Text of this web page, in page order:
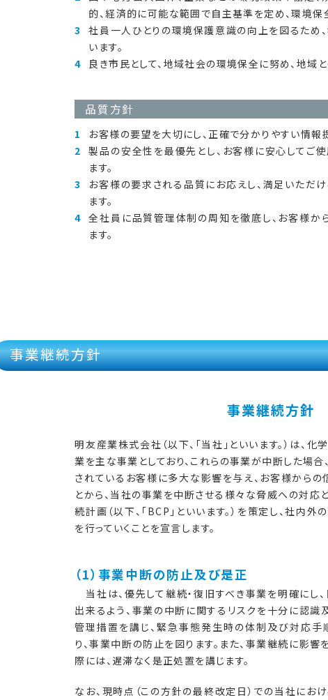
的、経済的に可能な範囲で自主基準を定め、環境保
社員一人ひとりの環境保護意識の向上を図るため
います。
良き市民として、地域社会の環境保全に努め、地域
品質方針
お客様の要望を大切にし、正確で分かりやすい情報
製品の安全性を最優先とし、お客様に安心してご
ます。
お客様の要求される品質にお応えし、満足いただ
ます。
全社員に品質管理体制の周知を徹底し、お客様か
ます。
事業継続方針
事業継続方針
明友産業株式会社（以下、「当社」といいます。）は、
業を主な事業としており、これらの事業が中断した場
されているお客様に多大な影響を与え、お客様からの
とから、当社の事業を中断させる様々な脅威への対応
続計画（以下、「BCP」といいます。）を策定し、社内
を行っていくことを宣言します。
（1）事業中断の防止及び是正
当社は、優先して継続・復旧すべき事業を明確にし
出来るよう、事業の中断に関するリスクを十分に認識
管理措置を講じ、緊急事態発生時の体制及び対応手
り、事業中断の防止を図ります。また、事業継続に影
際には、遅滞なく是正処置を講じます。
なお、現時点（この方針の最終改定日）での当社にお